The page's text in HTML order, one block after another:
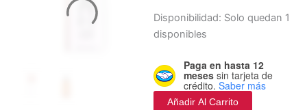
Disponibilidad: Solo quedan 1
disponibles
Paga en hasta 12
meses sin tarjeta de
crédito. Saber más
Sérum
Tratamiento
Colágeno
Retinol
–
MoiraAñadir Al Carrito